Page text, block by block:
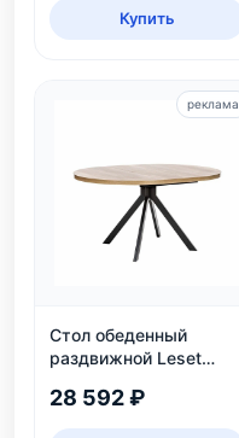
Купить
Стол обеденный
раздвижной Leset
безопасный, ЛДСП,
28 592 ₽
реклама